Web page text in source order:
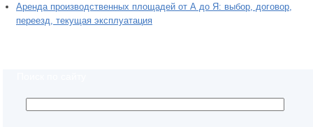
Аренда производственных площадей от А до Я: выбор, договор,
переезд, текущая эксплуатация